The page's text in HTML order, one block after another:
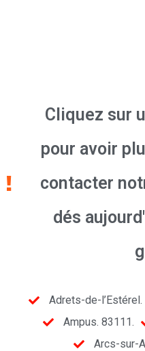
Cliquez sur
pour avoir
contacter
dés
Adrets-de-l’Estérel.
Ampus. 83111.
Arcs-sur-